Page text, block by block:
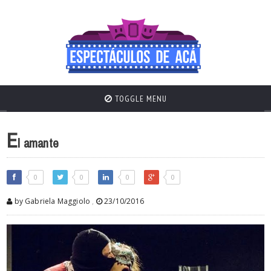
TOGGLE MENU
El amante
0 0 0 0
by Gabriela Maggiolo , 23/10/2016